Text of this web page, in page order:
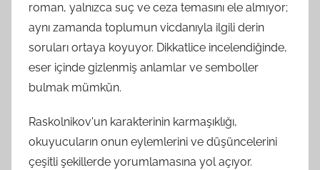
roman, yalnızca suç ve ceza temasını ele almıyor;
aynı zamanda toplumun vicdanıyla ilgili derin
soruları ortaya koyuyor. Dikkatlice incelendiğinde,
eser içinde gizlenmiş anlamlar ve semboller
bulmak mümkün.
Raskolnikov'un karakterinin karmaşıklığı,
okuyucuların onun eylemlerini ve düşüncelerini
çeşitli şekillerde yorumlamasına yol açıyor.